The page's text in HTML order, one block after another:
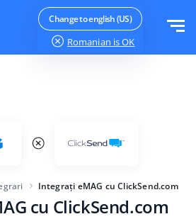
Change to english (US)
Romanian is OK
Logheaza-te
Integrați eMAG cu ClickSend.com
cu ClickSend.com